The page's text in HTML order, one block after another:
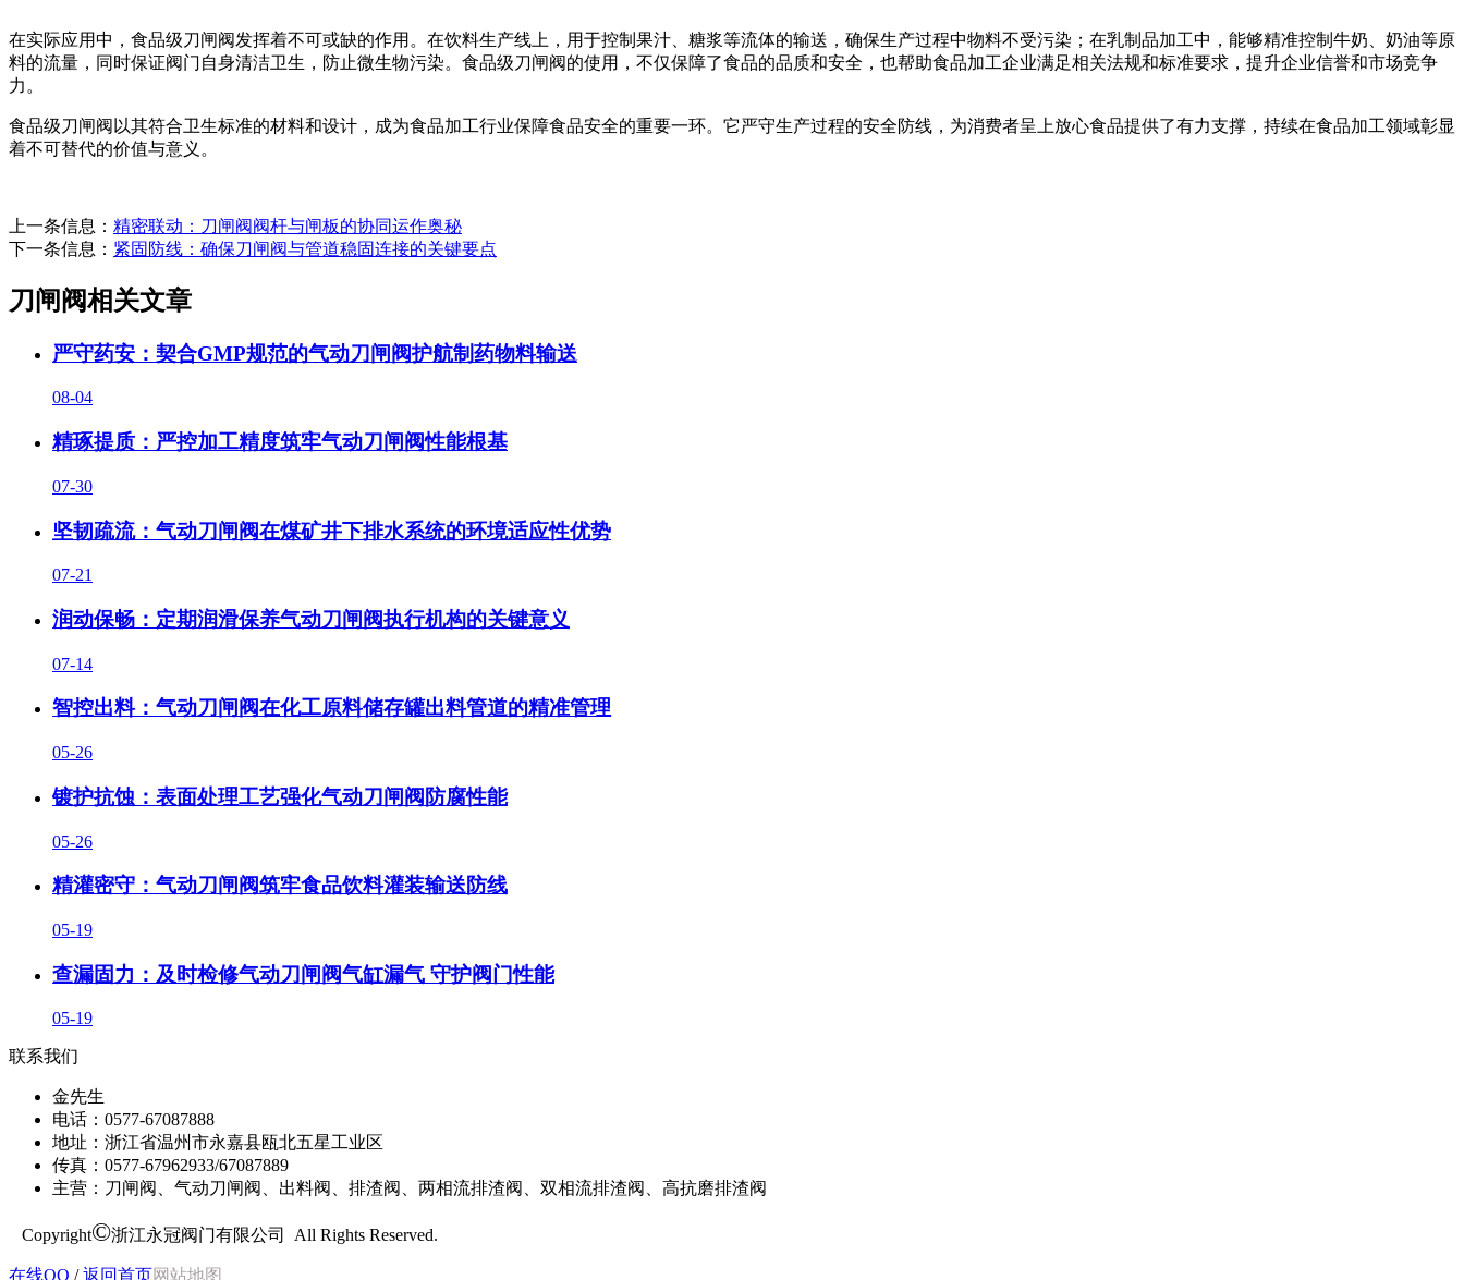
在实际应用中，食品级刀闸阀发挥着不可或缺的作用。在饮料生产线上，用于控制果汁、糖浆等流体的输送，确保生产过程中物料不受污染；在乳制品加工中，能够精准控制牛奶、奶油等原
料的流量，同时保证阀门自身清洁卫生，防止微生物污染。食品级刀闸阀的使用，不仅保障了食品的品质和安全，也帮助食品加工企业满足相关法规和标准要求，提升企业信誉和市场竞争
力。
食品级刀闸阀以其符合卫生标准的材料和设计，成为食品加工行业保障食品安全的重要一环。它严守生产过程的安全防线，为消费者呈上放心食品提供了有力支撑，持续在食品加工领域彰显
着不可替代的价值与意义。
上一条信息： 精密联动：刀闸阀阀杆与闸板的协同运作奥秘
下一条信息： 紧固防线：确保刀闸阀与管道稳固连接的关键要点
刀闸阀相关文章
严守药安：契合GMP规范的气动刀闸阀护航制药物料输送
08-04
精琢提质：严控加工精度筑牢气动刀闸阀性能根基
07-30
坚韧疏流：气动刀闸阀在煤矿井下排水系统的环境适应性优势
07-21
润动保畅：定期润滑保养气动刀闸阀执行机构的关键意义
07-14
智控出料：气动刀闸阀在化工原料储存罐出料管道的精准管理
05-26
镀护抗蚀：表面处理工艺强化气动刀闸阀防腐性能
05-26
精灌密守：气动刀闸阀筑牢食品饮料灌装输送防线
05-19
查漏固力：及时检修气动刀闸阀气缸漏气 守护阀门性能
05-19
联系我们
金先生
电话：0577-67087888
地址：浙江省温州市永嘉县瓯北五星工业区
传真：0577-67962933/67087889
主营：刀闸阀、气动刀闸阀、出料阀、排渣阀、两相流排渣阀、双相流排渣阀、高抗磨排渣阀
Copyright©浙江永冠阀门有限公司 All Rights Reserved.
在线QQ /返回首页 网站地图